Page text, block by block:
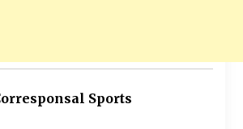
Sports